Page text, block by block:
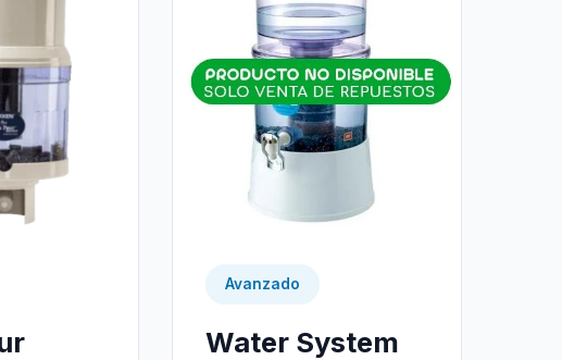
Avanzado
Water System